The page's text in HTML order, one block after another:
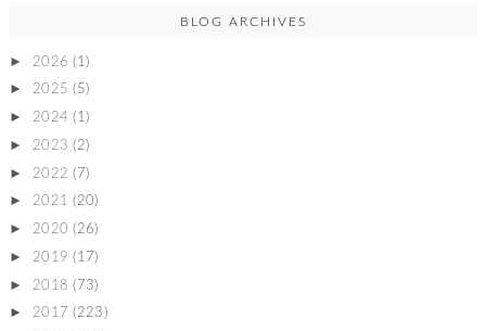
BLOG ARCHIVES
► 2026 (1)
► 2025 (5)
► 2024 (1)
► 2023 (2)
► 2022 (7)
► 2021 (20)
► 2020 (26)
► 2019 (17)
► 2018 (73)
► 2017 (223)